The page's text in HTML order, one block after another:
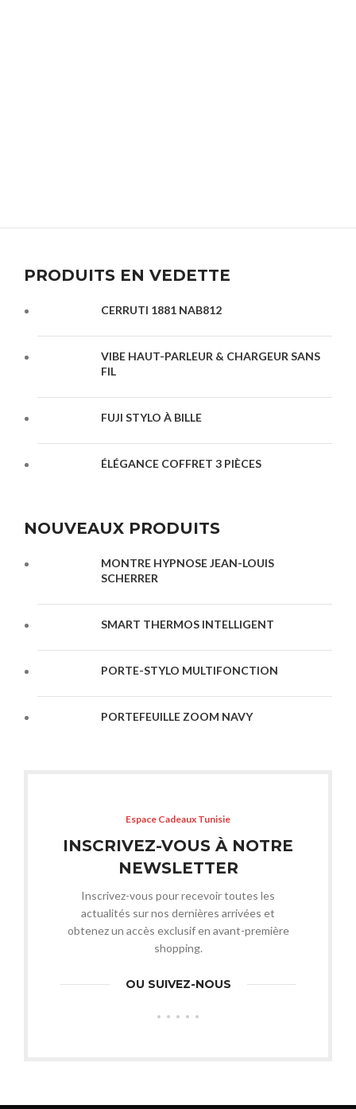
PRODUITS EN VEDETTE
CERRUTI 1881 NAB812
VIBE HAUT-PARLEUR & CHARGEUR SANS
FIL
FUJI STYLO À BILLE
ÉLÉGANCE COFFRET 3 PIÈCES
NOUVEAUX PRODUITS
MONTRE HYPNOSE JEAN-LOUIS
SCHERRER
SMART THERMOS INTELLIGENT
PORTE-STYLO MULTIFONCTION
PORTEFEUILLE ZOOM NAVY
Espace Cadeaux Tunisie
INSCRIVEZ-VOUS À NOTRE
NEWSLETTER
Inscrivez-vous pour recevoir toutes les
actualités sur nos dernières arrivées et
obtenez un accès exclusif en avant-première
shopping.
OU SUIVEZ-NOUS